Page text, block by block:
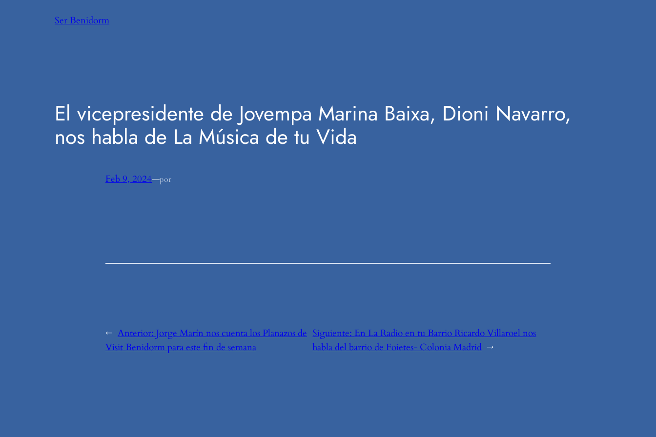
Ser Benidorm
El vicepresidente de Jovempa Marina Baixa, Dioni Navarro,
nos habla de La Música de tu Vida
Feb 9, 2024—por
← Anterior: Jorge Marín nos cuenta los Planazos de
Visit Benidorm para este fin de semana
Siguiente:En La Radio en tu Barrio Ricardo Villaroel nos
habla del barrio de Foietes- Colonia Madrid →